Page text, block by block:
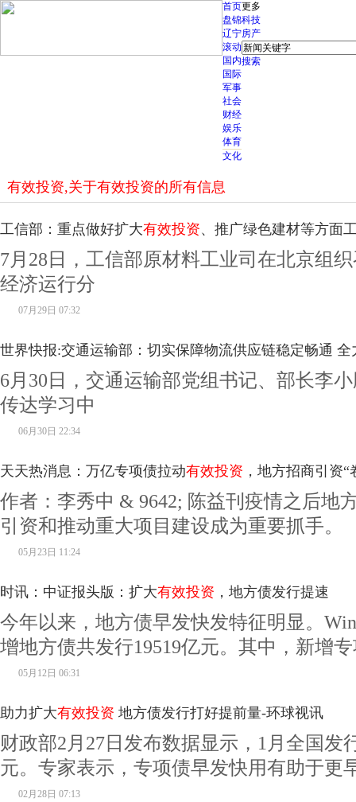
首页
盘锦
辽宁
滚动
国内
国际
军事
社会
财经
娱乐
体育
文化
更多
科技
房产
搜索
有效投资,关于有效投资的所有信息
工信部：重点做好扩大有效投资、推广绿色建材等方面
7月28日，工信部原材料工业司在北京组
经济运行分
07月29日 07:32
世界快报:交通运输部：切实保障物流供应链稳定畅通 全
6月30日，交通运输部党组书记、部长李
传达学习中
06月30日 22:34
天天热消息：万亿专项债拉动有效投资 ，地方招商引资“
作者：李秀中 & 9642; 陈益刊疫情之后地
引资和推动重大项目建设成为重要抓手。
05月23日 11:24
时讯：中证报头版：扩大有效投资 ，地方债发行提速
今年以来，地方债早发快发特征明显。
增地方债共发行19519亿元。其中，新增
05月12日 06:31
助力扩大有效投资 地方债发行打好提前量-环球视讯
财政部2月27日发布数据显示，1月全国发
元。专家表示，专项债早发快用有助于更
02月28日 07:13